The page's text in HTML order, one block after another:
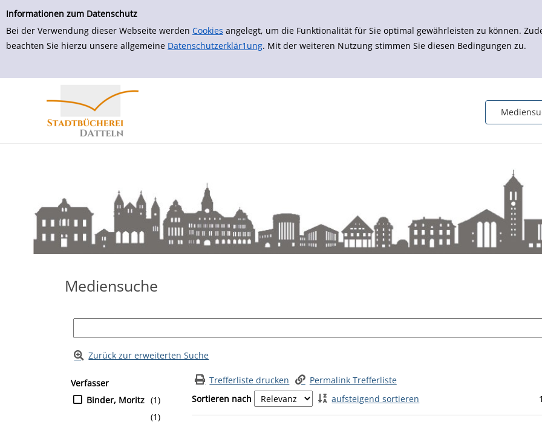
Informationen zum Datenschutz
Bei der Verwendung dieser Webseite werden Cookies angelegt, um die Funktionalität für Sie optimal gewährleisten zu können.
beachten Sie hierzu unsere allgemeine Datenschutzerklär1ung. Mit der weiteren Nutzung stimmen Sie diesen Bedingungen zu.
zur Navigation springen
zum Inhalt springen
Zu den Suchfiltern springen
Zur Trefferliste springen
Mediensuche
Zurück zur erweiterten Suche
Suchfilter
Zur Trefferliste springen
Verfasser
Binder, Moritz (1)
(1)
Trefferliste drucken
Permalink Trefferliste
Sortieren nach
aufsteigend sortieren 1